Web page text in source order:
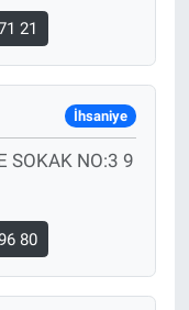
21
İhsaniye
SOKAK NO:3 9
80